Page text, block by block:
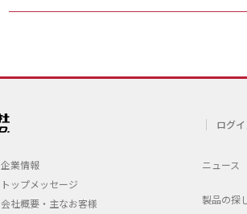
ログ
企業情報
トップメッセージ
会社概要・主なお客様
ニュース
製品の探